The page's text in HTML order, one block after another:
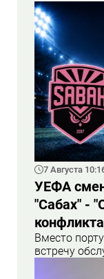
7 Августа
УЕФА
"Сабах" -
Вместо
встречу